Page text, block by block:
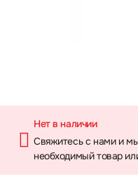
Нет в наличии
Свяжитесь с нами и
необходимый товар